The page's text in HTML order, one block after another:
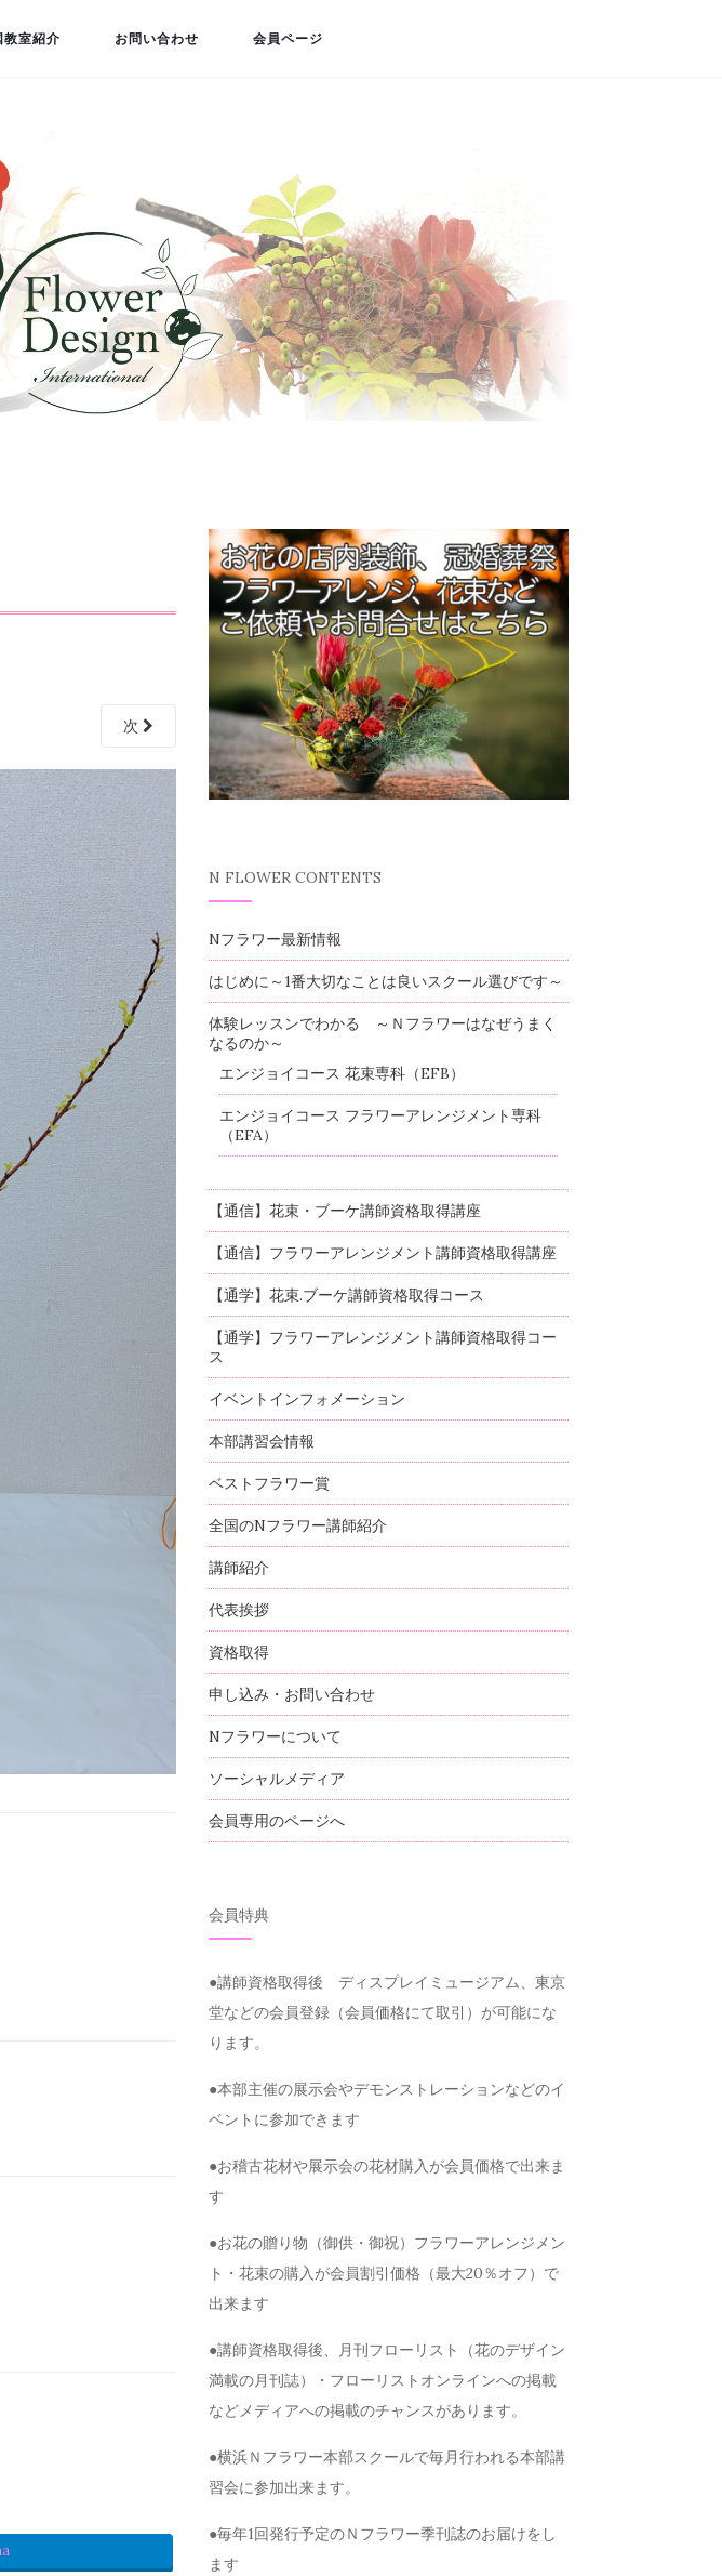
教室紹介 お問い合わせ 会員ページ
次
N FLOWER CONTENTS
Nフラワー最新情報
はじめに～1番大切なことは良いスクール選びです～
体験レッスンでわかる ～Ｎフラワーはなぜうまく
なるのか～
エンジョイコース 花束専科（EFB）
エンジョイコース フラワーアレンジメント専科
（EFA）
【通信】花束・ブーケ講師資格取得講座
【通信】フラワーアレンジメント講師資格取得講座
【通学】花束.ブーケ講師資格取得コース
【通学】フラワーアレンジメント講師資格取得コー
ス
イベントインフォメーション
本部講習会情報
ベストフラワー賞
全国のNフラワー講師紹介
講師紹介
代表挨拶
資格取得
申し込み・お問い合わせ
Nフラワーについて
ソーシャルメディア
会員専用のページへ
会員特典
●講師資格取得後 ディスプレイミュージアム、東京
堂などの会員登録（会員価格にて取引）が可能にな
ります。
●本部主催の展示会やデモンストレーションなどのイ
ベントに参加できます
●お稽古花材や展示会の花材購入が会員価格で出来ま
す
●お花の贈り物（御供・御祝）フラワーアレンジメン
ト・花束の購入が会員割引価格（最大20％オフ）で
出来ます
●講師資格取得後、月刊フローリスト（花のデザイン
満載の月刊誌）・フローリストオンラインへの掲載
などメディアへの掲載のチャンスがあります。
●横浜Ｎフラワー本部スクールで毎月行われる本部講
習会に参加出来ます。
●毎年1回発行予定のＮフラワー季刊誌のお届けをし
ます